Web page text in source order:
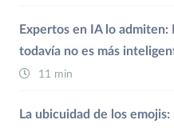
Expertos en IA lo
todavía no es más
11 min
La ubicuidad de los